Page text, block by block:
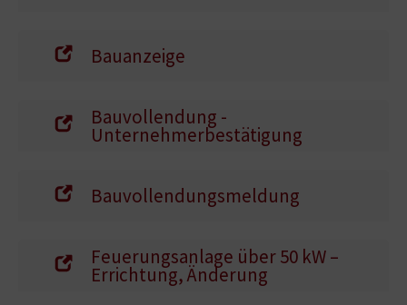
Bauanzeige
Bauvollendung -
Unternehmerbestätigung
Bauvollendungsmeldung
Feuerungsanlage über 50 kW –
Errichtung, Änderung